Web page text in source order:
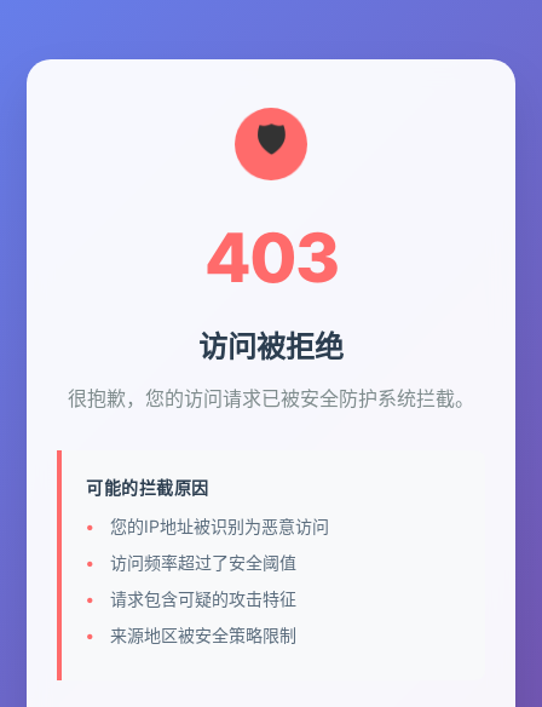
403
访问被拒绝
很抱歉，您的访问请求已被安全防护系统拦截。
可能的拦截原因
您的IP地址被识别为恶意访问
访问频率超过了安全阈值
请求包含可疑的攻击特征
来源地区被安全策略限制